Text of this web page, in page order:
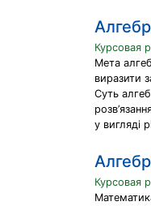
Курсовая
Мета
виразити
Суть
у вигляді
Курсовая